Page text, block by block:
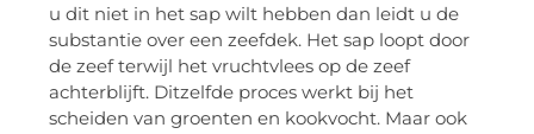
u dit niet in het sap wilt hebben dan leidt u de
substantie over een zeefdek. Het sap loopt door
de zeef terwijl het vruchtvlees op de zeef
achterblijft. Ditzelfde proces werkt bij het
scheiden van groenten en kookvocht. Maar ook